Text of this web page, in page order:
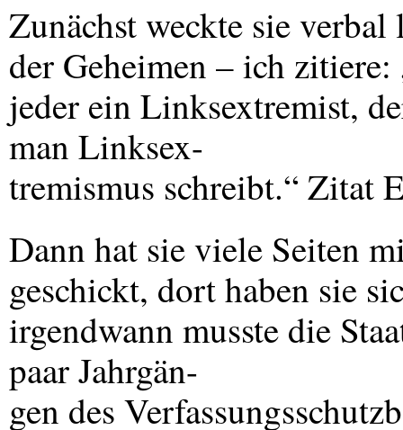
Zunächst weckte sie
der Geheimen – ich
jeder ein Linksextremist,
man Linksex-
tremismus schreibt.“ Zitat
Dann hat sie viele Seiten
geschickt, dort haben sie
irgendwann musste die
paar Jahrgän-
gen des